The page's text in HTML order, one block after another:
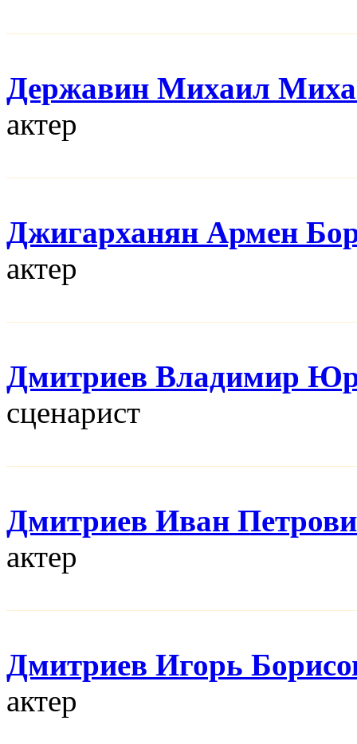
Державин Михаил
актер
Джигарханян Армен
актер
Дмитриев Владимир
сценарист
Дмитриев Иван
актер
Дмитриев Игорь
актер